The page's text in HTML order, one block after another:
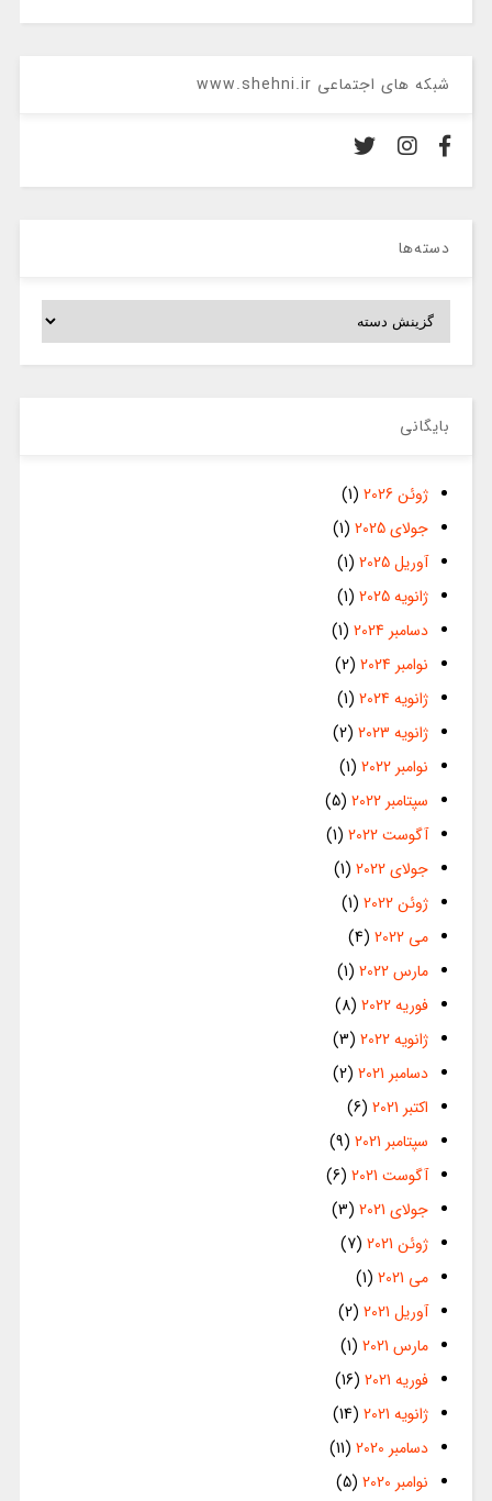
شبکه های اجتماعی www.shehni.ir
دسته‌ها
دسته‌ها
بایگانی
ژوئن 2026
(1)
جولای 2025
(1)
آوریل 2025
(1)
ژانویه 2025
(1)
دسامبر 2024
(1)
نوامبر 2024
(2)
ژانویه 2024
(1)
ژانویه 2023
(2)
نوامبر 2022
(1)
سپتامبر 2022
(5)
آگوست 2022
(1)
جولای 2022
(1)
ژوئن 2022
(1)
می 2022
(4)
مارس 2022
(1)
فوریه 2022
(8)
ژانویه 2022
(3)
دسامبر 2021
(2)
اکتبر 2021
(6)
سپتامبر 2021
(9)
آگوست 2021
(6)
جولای 2021
(3)
ژوئن 2021
(7)
می 2021
(1)
آوریل 2021
(2)
مارس 2021
(1)
فوریه 2021
(16)
ژانویه 2021
(14)
دسامبر 2020
(11)
نوامبر 2020
(5)